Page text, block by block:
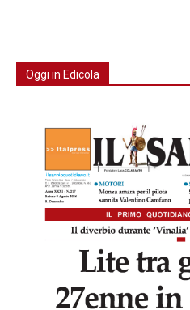
Oggi in Edicola